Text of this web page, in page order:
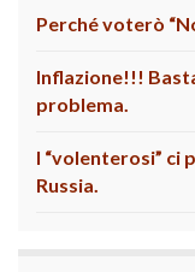
Perché voterò
Inflazione!!!
problema.
I “volenterosi” ci
Russia.